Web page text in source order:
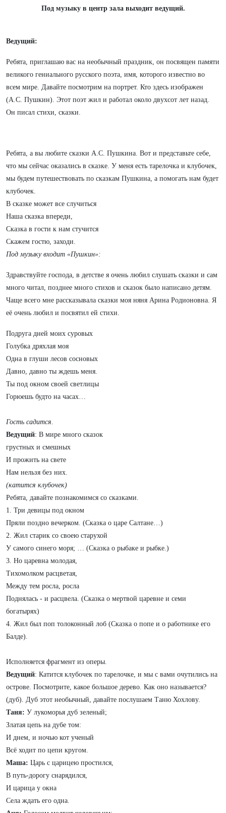
Под музыку в центр зала выходит ведущий.
Ведущий:
Ребята, приглашаю вас на необычный праздник, он посвящен памяти
великого гениального русского поэта, имя, которого известно во
всем мире. Давайте посмотрим на портрет. Кто здесь изображен
(А.С. Пушкин). Этот поэт жил и работал около двухсот лет назад.
Он писал стихи, сказки.
Ребята, а вы любите сказки А.С. Пушкина. Вот и представьте себе,
что мы сейчас оказались в сказке. У меня есть тарелочка и клубочек,
мы будем путешествовать по сказкам Пушкина, а помогать нам будет
клубочек.
В сказке может все случиться
Наша сказка впереди,
Сказка в гости к нам стучится
Скажем гостю, заходи.
Под музыку входит «Пушкин»:
Здравствуйте господа, в детстве я очень любил слушать сказки и сам
много читал, позднее много стихов и сказок было написано детям.
Чаще всего мне рассказывала сказки моя няня Арина Родионовна. Я
её очень любил и посвятил ей стихи.
Подруга дней моих суровых
Голубка дряхлая моя
Одна в глуши лесов сосновых
Давно, давно ты ждешь меня.
Ты под окном своей светлицы
Горюешь будто на часах…
Гость садится.
Ведущий: В мире много сказок
грустных и смешных
И прожить на свете
Нам нельзя без них.
(катится клубочек)
Ребята, давайте познакомимся со сказками.
1. Три девицы под окном
Пряли поздно вечерком. (Сказка о царе Салтане…)
2. Жил старик со своею старухой
У самого синего моря; … (Сказка о рыбаке и рыбке.)
3. Но царевна молодая,
Тихомолком расцветая,
Между тем росла, росла
Поднялась - и расцвела. (Сказка о мертвой царевне и семи
богатырях)
4. Жил был поп толоконный лоб (Сказка о попе и о работнике его
Балде).
Исполняется фрагмент из оперы.
Ведущий: Катится клубочек по тарелочке, и мы с вами очутились на
острове. Посмотрите, какое большое дерево. Как оно называется?
(дуб). Дуб этот необычный, давайте послушаем Таню Хохлову.
Таня: У лукоморья дуб зеленый;
Златая цепь на дубе том:
И днем, и ночью кот ученый
Всё ходит по цепи кругом.
Маша: Царь с царицею простился,
В путь-дорогу снарядился,
И царица у окна
Села ждать его одна.